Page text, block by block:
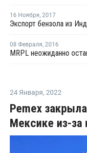
16 Ноября, 2017
Экспорт бензола из
08 Февраля, 2016
24 Января, 2022
Pemex
Мексике из-за